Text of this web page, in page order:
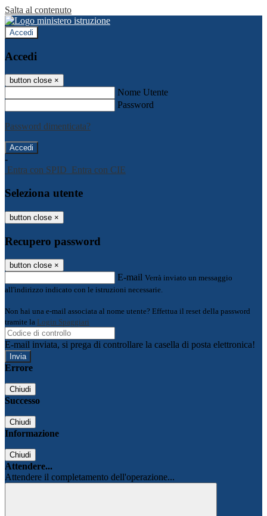
Salta al contenuto
Accedi
Accedi
button close ×
Nome Utente
Password
Password dimenticata?
-
Entra con SPID Entra con CIE
Seleziona utente
button close ×
Recupero password
button close ×
E-mail Verrà inviato un messaggio
all'indirizzo indicato con le istruzioni necessarie.
Non hai una e-mail associata al nome utente? Effettua il reset della password
tramite la Login Spaggiari
E-mail inviata, si prega di controllare la casella di posta elettronica!
Errore
Chiudi
Successo
Chiudi
Informazione
Chiudi
Attendere...
Attendere il completamento dell'operazione...